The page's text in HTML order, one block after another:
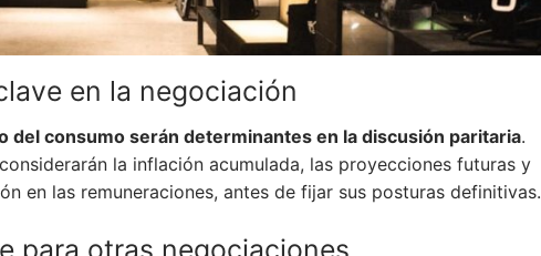
en la negociación
del consumo serán determinantes en la discusión paritaria.
la inflación acumulada, las proyecciones futuras y
en las remuneraciones, antes de fijar sus posturas definitivas.
para otras negociaciones